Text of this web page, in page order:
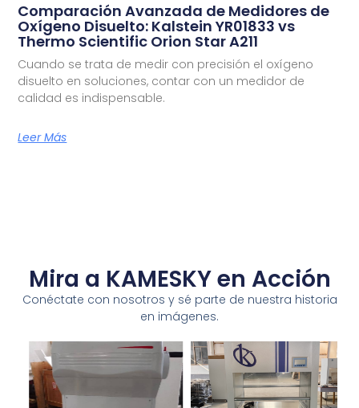
Comparación Avanzada de Medidores de
Oxígeno Disuelto: Kalstein YR01833 vs
Thermo Scientific Orion Star A211
Cuando se trata de medir con precisión el oxígeno
disuelto en soluciones, contar con un medidor de
calidad es indispensable.
Leer Más
Mira a KAMESKY en Acción
Conéctate con nosotros y sé parte de nuestra historia
en imágenes.